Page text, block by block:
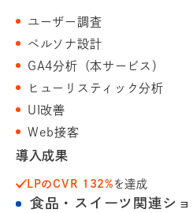
ユーザー調査
ペルソナ設計
GA4分析（本サービス）
ヒューリスティック分析
UI改善
Web接客
導入成果
LPのCVR 132% を達成
食品・スイーツ関連シ